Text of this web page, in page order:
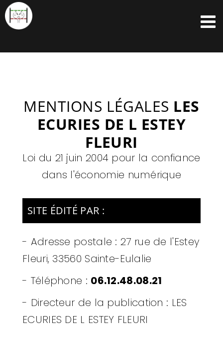
Passer
au
MENTIONS LÉGALES LES
ECURIES DE L ESTEY
FLEURI
Loi du 21 juin 2004 pour la confiance
dans l'économie numérique
SITE ÉDITÉ PAR :
- Adresse postale :27 rue de l'Estey
Fleuri, 33560 Sainte-Eulalie
- Téléphone : 06.12.48.08.21
- Directeur de la publication : LES
ECURIES DE L ESTEY FLEURI